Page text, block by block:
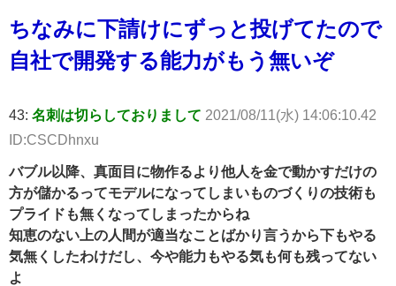
ちなみに下請けにずっと投げてたので
自社で開発する能力がもう無いぞ
43: 名刺は切らしておりまして 2021/08/11(水) 14:06:10.42
ID:CSCDhnxu
バブル以降、真面目に物作るより他人を金で動かすだけの
方が儲かるってモデルになってしまいものづくりの技術も
プライドも無くなってしまったからね
知恵のない上の人間が適当なことばかり言うから下もやる
気無くしたわけだし、今や能力もやる気も何も残ってない
よ